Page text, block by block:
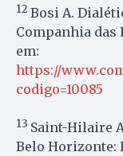
12 Bosi A.
Companhia das
em:
https://
codigo=10085
13 Saint-Hilaire
Belo Horizonte: